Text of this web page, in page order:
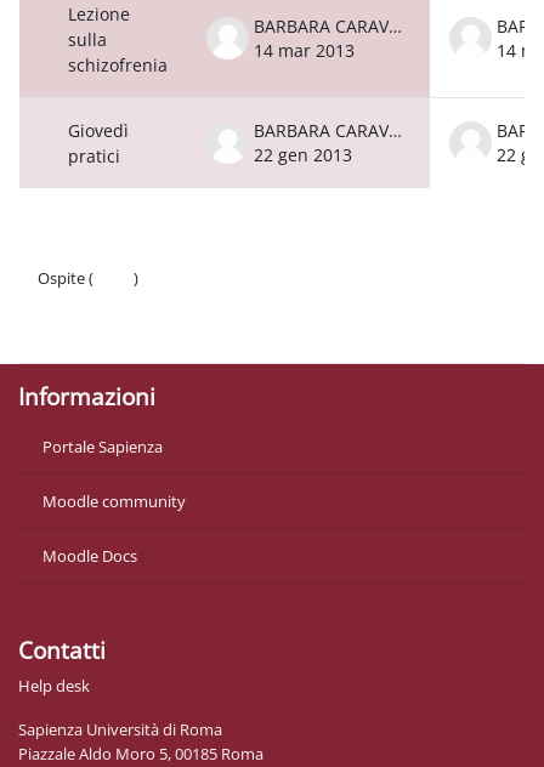
Lezione
sulla
schizofrenia
BARBARA CARAVALE
14 mar 2013
14
Giovedì
pratici
BARBARA CARAVALE
22 gen 2013
22
Ospite (
)
Informazioni
Portale Sapienza
Moodle community
Moodle Docs
Contatti
Help desk
Sapienza Università di Roma
Piazzale Aldo Moro 5, 00185 Roma